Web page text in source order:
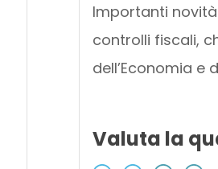
Importanti
controlli fiscali,
dell’Economia e
Valuta la